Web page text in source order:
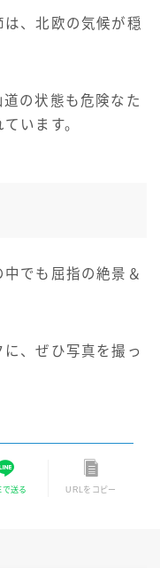
は、北欧の気候が穏
の状態も危険なた
います。
でも屈指の絶景＆
、ぜひ写真を撮っ
で送る URLをコピー